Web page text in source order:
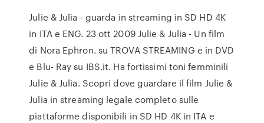
Julie & Julia - guarda in streaming in SD HD 4K
in ITA e ENG. 23 ott 2009 Julie & Julia - Un film
di Nora Ephron. su TROVA STREAMING e in DVD
e Blu- Ray su IBS.it. Ha fortissimi toni femminili
Julie & Julia. Scopri dove guardare il film Julie &
Julia in streaming legale completo sulle
piattaforme disponibili in SD HD 4K in ITA e